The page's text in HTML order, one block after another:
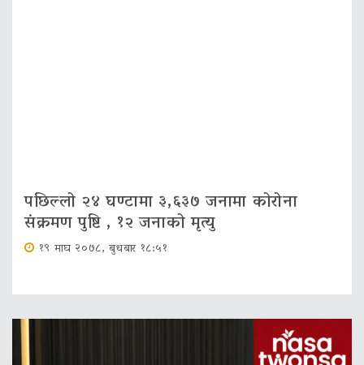
पछिल्लो २४ घण्टामा ३,६३७ जनामा कोरोना
संक्रमण पुष्टि , १२ जनाको मृत्‍यु
१९ माघ २०७८, बुधबार १८:५१